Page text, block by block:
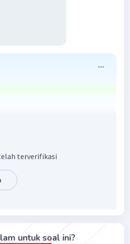
terverifikasi
untuk soal ini?